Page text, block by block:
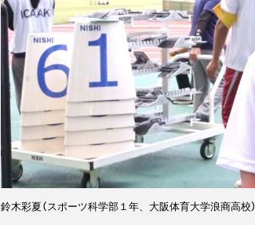
鈴木彩夏（スポーツ科学部１年、大阪体育大学浪商高校）